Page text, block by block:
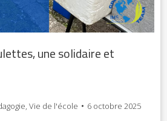
une solidaire et
, Vie de l'école 6 octobre 2025